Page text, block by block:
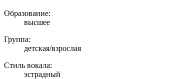
Образование:
высшее
Группа:
детская/взрослая
Стиль вокала:
эстрадный